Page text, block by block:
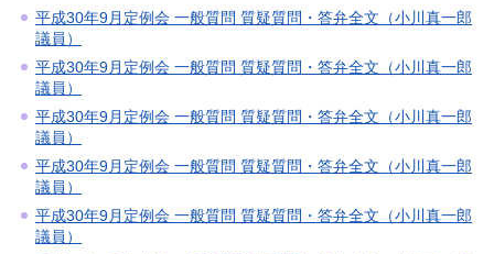
平成30年9月定例会 一般質問 質疑質問・答弁全文（小川真一郎
議員）
平成30年9月定例会 一般質問 質疑質問・答弁全文（小川真一郎
議員）
平成30年9月定例会 一般質問 質疑質問・答弁全文（小川真一郎
議員）
平成30年9月定例会 一般質問 質疑質問・答弁全文（小川真一郎
議員）
平成30年9月定例会 一般質問 質疑質問・答弁全文（小川真一郎
議員）